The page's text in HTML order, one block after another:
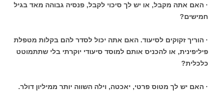
· האם אתה מקבל, או יש לך סיכוי לקבל, פנסיה גבוהה מאד בגיל
חמישים?
· הוריך זקוקים לסיעוד. האם אתה יכול לסדר להם בקלות מטפלת
פיליפינית, או להכניס אותם למוסד סיעודי יוקרתי בלי שתתמוטט
כלכלית?
· האם יש לך מטוס פרטי, יאכטה, וילה השווה יותר ממיליון דולר.